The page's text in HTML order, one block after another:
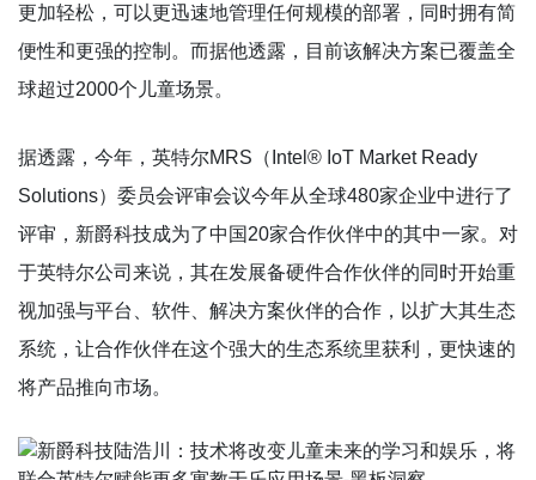
更加轻松，可以更迅速地管理任何规模的部署，同时拥有简
便性和更强的控制。而据他透露，目前该解决方案已覆盖全
球超过2000个儿童场景。
据透露，今年，英特尔MRS（Intel® IoT Market Ready
Solutions）委员会评审会议今年从全球480家企业中进行了
评审，新爵科技成为了中国20家合作伙伴中的其中一家。对
于英特尔公司来说，其在发展备硬件合作伙伴的同时开始重
视加强与平台、软件、解决方案伙伴的合作，以扩大其生态
系统，让合作伙伴在这个强大的生态系统里获利，更快速的
将产品推向市场。